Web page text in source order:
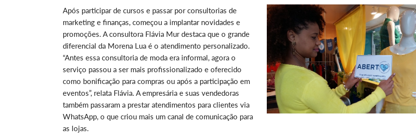
Após participar de cursos e passar por consultorias de
marketing e finanças, começou a implantar novidades e
promoções. A consultora Flávia Mur destaca que o grande
diferencial da Morena Lua é o atendimento personalizado.
“Antes essa consultoria de moda era informal, agora o
serviço passou a ser mais profissionalizado e oferecido
como bonificação para compras ou após a participação em
eventos”, relata Flávia. A empresária e suas vendedoras
também passaram a prestar atendimentos para clientes via
WhatsApp, o que criou mais um canal de comunicação para
as lojas.